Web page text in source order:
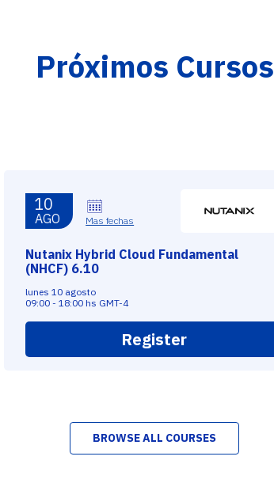
Próximos Cursos
AGO
10
Mas fechas
Nutanix Hybrid Cloud Fundamental
(NHCF) 6.10
lunes 10 agosto
09:00 - 18:00 hs GMT-4
Register
BROWSE ALL COURSES